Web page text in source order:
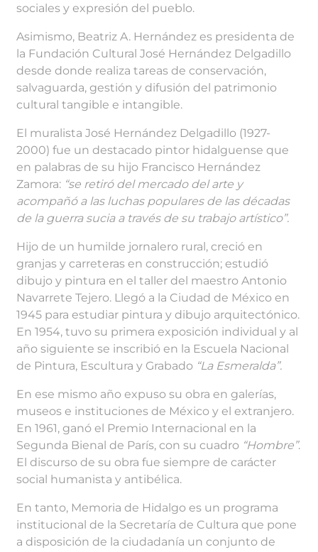
sociales y expresión del pueblo.
Asimismo, Beatriz A. Hernández es presidenta de
la Fundación Cultural José Hernández Delgadillo
desde donde realiza tareas de conservación,
salvaguarda, gestión y difusión del patrimonio
cultural tangible e intangible.
El muralista José Hernández Delgadillo (1927-
2000) fue un destacado pintor hidalguense que
en palabras de su hijo Francisco Hernández
Zamora: “se retiró del mercado del arte y
acompañó a las luchas populares de las décadas
de la guerra sucia a través de su trabajo artístico”.
Hijo de un humilde jornalero rural, creció en
granjas y carreteras en construcción; estudió
dibujo y pintura en el taller del maestro Antonio
Navarrete Tejero. Llegó a la Ciudad de México en
1945 para estudiar pintura y dibujo arquitectónico.
En 1954, tuvo su primera exposición individual y al
año siguiente se inscribió en la Escuela Nacional
de Pintura, Escultura y Grabado “La Esmeralda”.
En ese mismo año expuso su obra en galerías,
museos e instituciones de México y el extranjero.
En 1961, ganó el Premio Internacional en la
Segunda Bienal de París, con su cuadro “Hombre”.
El discurso de su obra fue siempre de carácter
social humanista y antibélica.
En tanto, Memoria de Hidalgo es un programa
institucional de la Secretaría de Cultura que pone
a disposición de la ciudadanía un conjunto de